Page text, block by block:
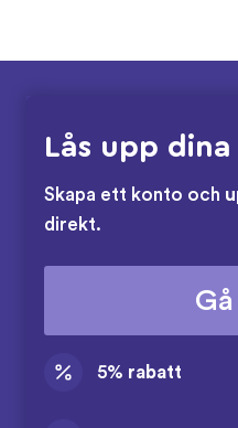
Lås upp
Skapa ett konto och
direkt.
5% rabatt